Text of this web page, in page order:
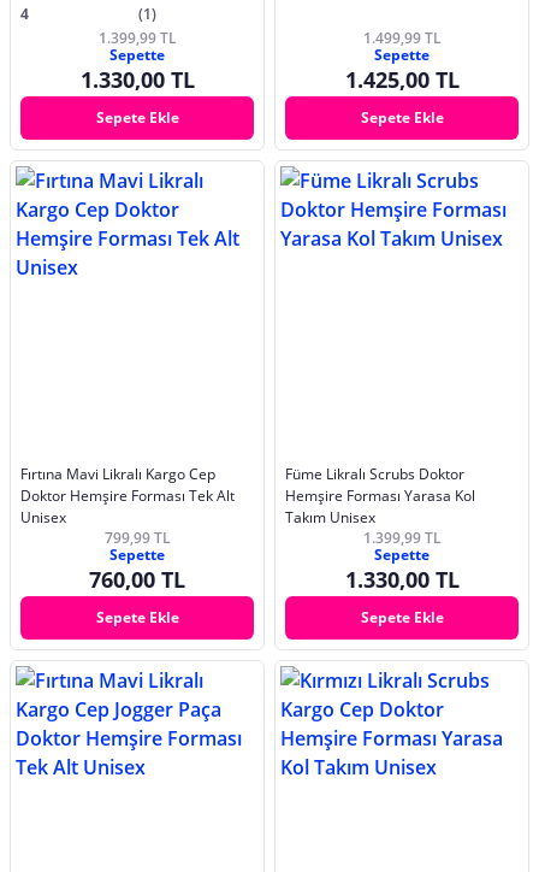
4
(1)
1.399,99 TL
Sepette
1.330,00 TL
Sepete Ekle
1.499,99 TL
Sepette
1.425,00 TL
Sepete Ekle
Fırtına Mavi Likralı Kargo Cep
Doktor Hemşire Forması Tek Alt
Unisex
799,99 TL
Sepette
760,00 TL
Sepete Ekle
Füme Likralı Scrubs Doktor
Hemşire Forması Yarasa Kol
Takım Unisex
1.399,99 TL
Sepette
1.330,00 TL
Sepete Ekle